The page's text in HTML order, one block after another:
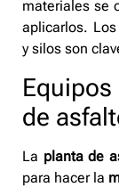
materiales se
aplicarlos.
y silos son
de
La planta de
para hacer la